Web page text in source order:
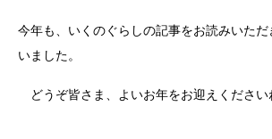
今年も、いくのぐらしの記事をお読みいた
いました。
どうぞ皆さま、よいお年をお迎えください